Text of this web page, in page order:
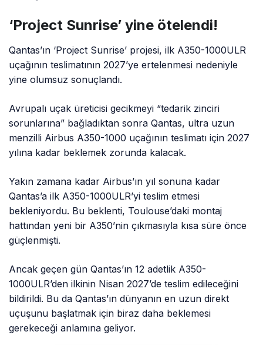
‘Project Sunrise’ yine ötelendi!
Qantas’ın ‘Project Sunrise’ projesi, ilk A350-1000ULR
uçağının teslimatının 2027’ye ertelenmesi nedeniyle
yine olumsuz sonuçlandı.
Avrupalı uçak üreticisi gecikmeyi “tedarik zinciri
sorunlarına” bağladıktan sonra Qantas, ultra uzun
menzilli Airbus A350-1000 uçağının teslimatı için 2027
yılına kadar beklemek zorunda kalacak.
Yakın zamana kadar Airbus’ın yıl sonuna kadar
Qantas’a ilk A350-1000ULR’yi teslim etmesi
bekleniyordu. Bu beklenti, Toulouse’daki montaj
hattından yeni bir A350’nin çıkmasıyla kısa süre önce
güçlenmişti.
Ancak geçen gün Qantas’ın 12 adetlik A350-
1000ULR’den ilkinin Nisan 2027’de teslim edileceğini
bildirildi. Bu da Qantas’ın dünyanın en uzun direkt
uçuşunu başlatmak için biraz daha beklemesi
gerekeceği anlamına geliyor.